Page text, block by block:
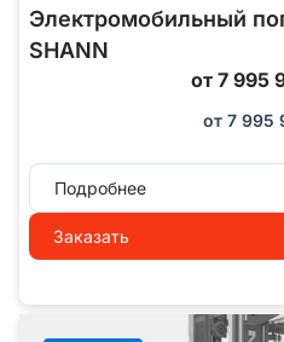
Электромобильный
SHANN
от 7 995
от 7 995
Подробнее
Заказать